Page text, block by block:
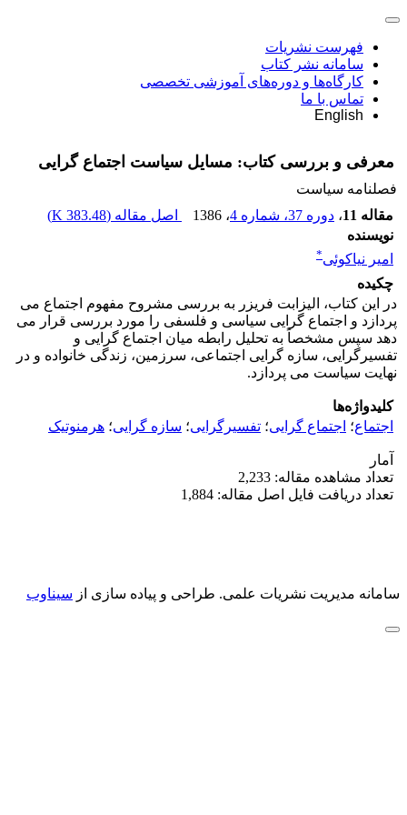
فهرست نشریات
سامانه نشر کتاب
کارگاه‌ها و دوره‌های آموزشی تخصصی
تماس با ما
English
معرفی و بررسی کتاب: مسایل سیاست اجتماع گرایی
فصلنامه سیاست
مقاله 11
، دوره 37، شماره 4 ، 1386 اصل مقاله (383.48 K
)
نویسنده
امیر نیاکوئی*
چکیده
در این کتاب، الیزابت فریزر به بررسی مشروح مفهوم اجتماع می
پردازد و اجتماع گرایی سیاسی و فلسفی را مورد بررسی قرار می
دهد سپس مشخصاً به تحلیل رابطه میان اجتماع گرایی و
تفسیرگرایی، سازه گرایی اجتماعی، سرزمین، زندگی خانواده و در
نهایت سیاست می پردازد.
کلیدواژه‌ها
اجتماع؛ اجتماع گرایی؛ تفسیرگرایی؛ سازه گرایی؛ هرمنوتیک
آمار
تعداد مشاهده مقاله: 2,233
تعداد دریافت فایل اصل مقاله: 1,884
سامانه مدیریت نشریات علمی. طراحی و پیاده سازی از سیناوب